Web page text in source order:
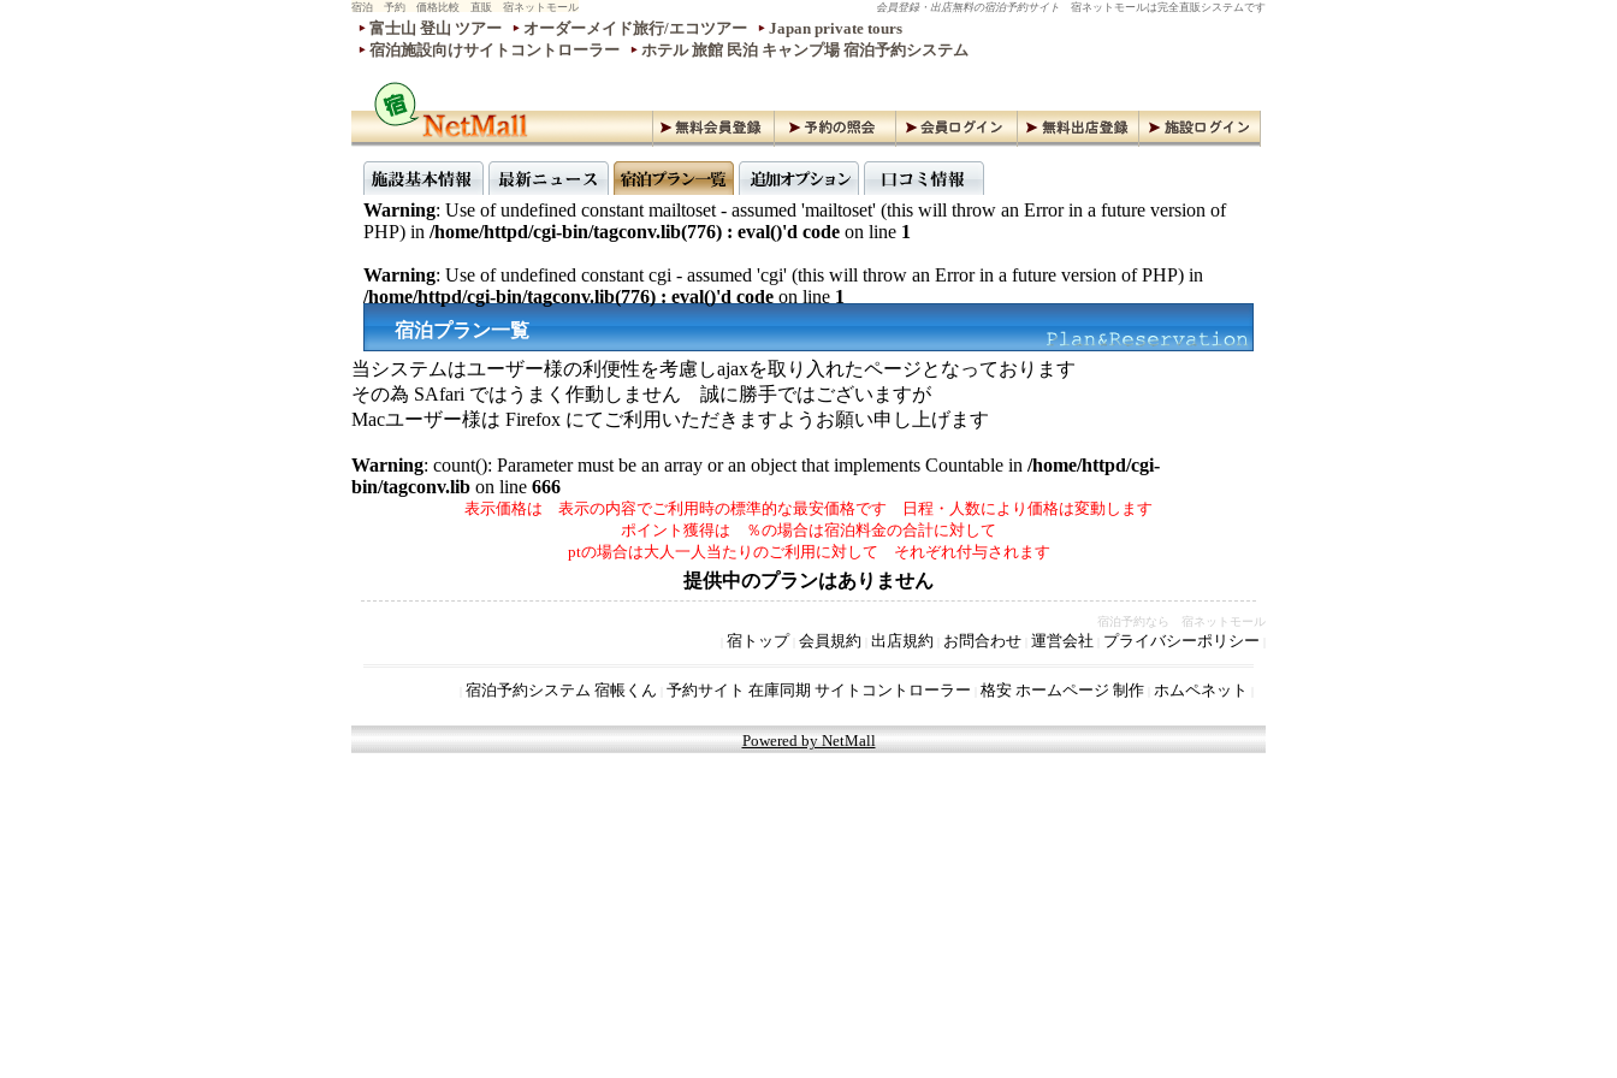
宿泊 予約 価格比較 直販 宿ネットモール 会員登録・出店無料の宿泊予約サイト 宿ネットモールは完全直販システムです
富士山 登山 ツアー オーダーメイド旅行/エコツアー
Japan private tours
宿泊施設向けサイトコントローラー
ホテル 旅館 民泊 キャンプ場 宿泊予約システム
Warning: Use of undefined constant mailtoset - assumed 'mailtoset' (this will throw an Error in a future version of
PHP) in /home/httpd/cgi-bin/tagconv.lib(776) : eval()'d code on line 1
Warning: Use of undefined constant cgi - assumed 'cgi' (this will throw an Error in a future version of PHP) in
/home/httpd/cgi-bin/tagconv.lib(776) : eval()'d code on line 1
宿泊プラン一覧
当システムはユーザー様の利便性を考慮しajaxを取り入れたページとなっております
その為 SAfari ではうまく作動しません 誠に勝手ではございますが
Macユーザー様は Firefox にてご利用いただきますようお願い申し上げます
Warning: count(): Parameter must be an array or an object that implements Countable in /home/httpd/cgi-
bin/tagconv.lib on line 666
表示価格は 表示の内容でご利用時の標準的な最安価格です 日程・人数により価格は変動します
ポイント獲得は ％の場合は宿泊料金の合計に対して
ptの場合は大人一人当たりのご利用に対して それぞれ付与されます
提供中のプランはありません
宿泊予約なら 宿ネットモール
宿トップ 会員規約 出店規約 お問合わせ 運営会社 プライバシーポリシー
宿泊予約システム 宿帳くん 予約サイト 在庫同期 サイトコントローラー 格安 ホームページ 制作 ホムペネット
Powered by NetMall